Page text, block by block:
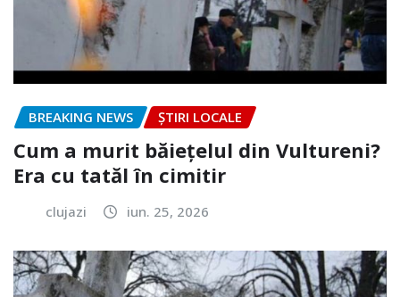
BREAKING NEWS ȘTIRI LOCALE
Cum a murit băiețelul din Vultureni?
Era cu tatăl în cimitir
clujazi iun. 25, 2026